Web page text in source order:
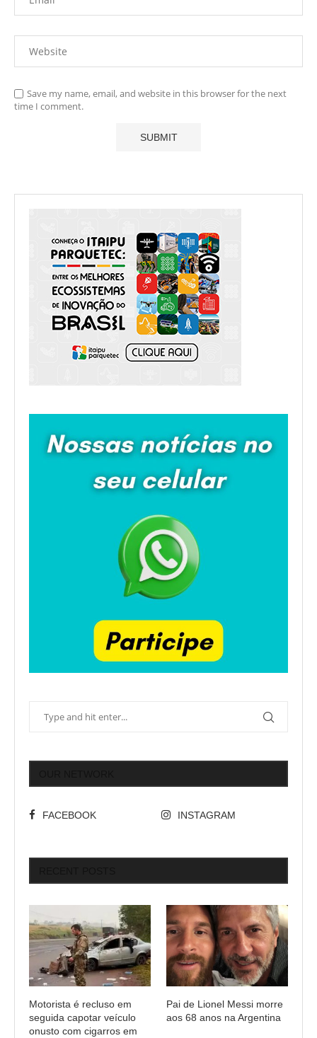
Save my name, email, and website in this browser for the next
time I comment.
FACEBOOK INSTAGRAM
Motorista é recluso em
seguida capotar veículo
onusto com cigarros em
Pai de Lionel Messi morre
aos 68 anos na Argentina